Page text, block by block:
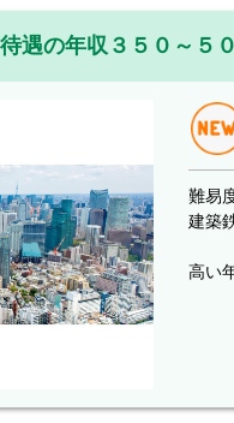
遇の年収３５０～５
難易
建築
高い